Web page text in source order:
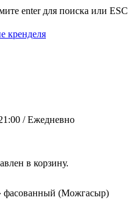
enter для поиска или ESC
/ Eжедневно
в корзину.
фасованный (Можгасыр)